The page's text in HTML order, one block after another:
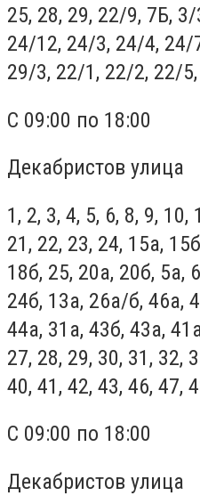
25, 28, 29, 22/9, 7Б,
24/12, 24/3, 24/4, 24/
29/3, 22/1, 22/2, 22/
С 09:00 по 18:00
Декабристов улица
1, 2, 3, 4, 5, 6, 8, 9, 10,
21, 22, 23, 24, 15а,
18б, 25, 20а, 20б, 5а,
24б, 13а, 26а/б, 46а,
44а, 31а, 43б, 43а,
27, 28, 29, 30, 31, 32,
40, 41, 42, 43, 46, 47,
С 09:00 по 18:00
Декабристов улица